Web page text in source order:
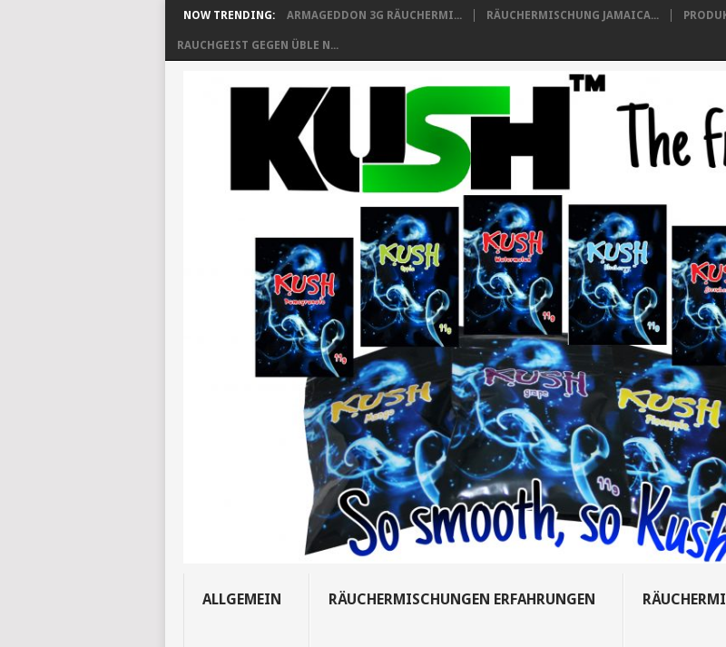
NOW TRENDING: ARMAGEDDON 3G RÄUCHERMI... RÄUCHERMISCHUNG JAMAICA...
RAUCHGEIST GEGEN ÜBLE N...
ALLGEMEIN RÄUCHERMISCHUNGEN ERFAHRUNGEN